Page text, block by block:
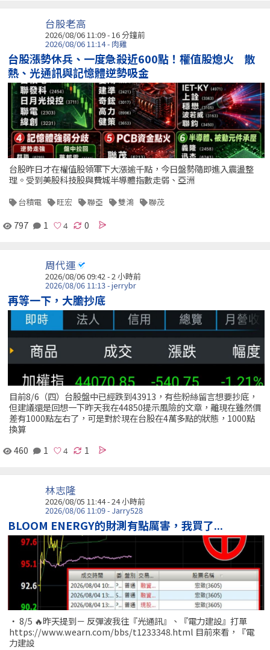
台股老高
2026/08/06 11:09 -16 分鐘前
2026/08/06 11:14 - 肉雞
台股漲勢休兵、一度急殺近600點！權值股熄火 散
熱、光通訊與記憶體逆勢吸金
台股昨日才在權值股領軍下大漲逾千點，今日盤勢隨即進入震盪整
理。受到美股科技股與費城半導體指數走弱、亞洲
台積電 旺宏 聯亞 雙鴻 聯茂
797 1 0
周代運
2026/08/06 09:42 -2 小時前
2026/08/06 11:13 - jerrybr
再等一下，大膽抄底
目前8/6（四）台股盤中已經跌到43913，有些粉絲留言想要抄底，
但建議還是回想一下昨天我在44850提示風險的文章，離現在雖然價
差有1000點左右了，可是對於現在台股在4萬多點的狀態，1000點
換算
460
1 1
林志隆
2026/08/05 11:44 -24 小時前
2026/08/06 11:09 - Jarry528
BLOOM ENERGY的財測有點厲害，我買了...
‧ 8/5 🔥昨天提到－ 反彈波我往『光通訊』、『電力建設』打單
https://www.wearn.com/bbs/t1233348.html 目前來看，『電
力建設